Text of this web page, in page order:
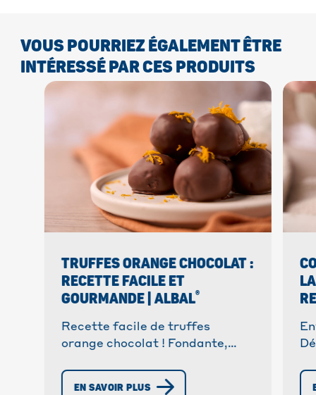
VOUS POURRIEZ ÉGALEMENT ÊTRE
INTÉRESSÉ PAR CES PRODUITS
TRUFFES ORANGE CHOCOLAT :
RECETTE FACILE ET
GOURMANDE | ALBAL®
Recette facile de truffes
orange chocolat ! Fondante,
découvrez cette recette à
EN SAVOIR PLUS